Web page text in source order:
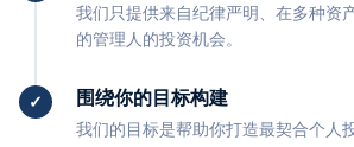
我们只提供来自纪律严明、在多种资
的管理人的投资机会。
围绕你的目标构建
我们的目标是帮助你打造最契合个人